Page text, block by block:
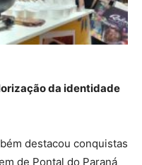
da identidade
destacou conquistas
de Pontal do Paraná